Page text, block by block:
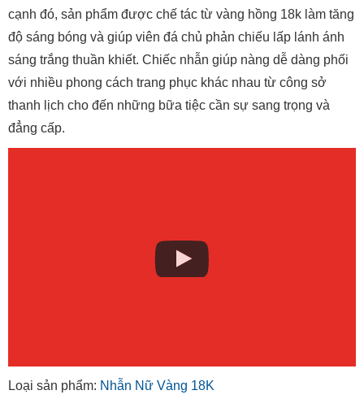
cạnh đó, sản phẩm được chế tác từ vàng hồng 18k làm tăng
độ sáng bóng và giúp viên đá chủ phản chiếu lấp lánh ánh
sáng trắng thuần khiết. Chiếc nhẫn giúp nàng dễ dàng phối
với nhiều phong cách trang phục khác nhau từ công sở
thanh lịch cho đến những bữa tiệc cần sự sang trọng và
đẳng cấp.
Loại sản phẩm: Nhẫn Nữ Vàng 18K